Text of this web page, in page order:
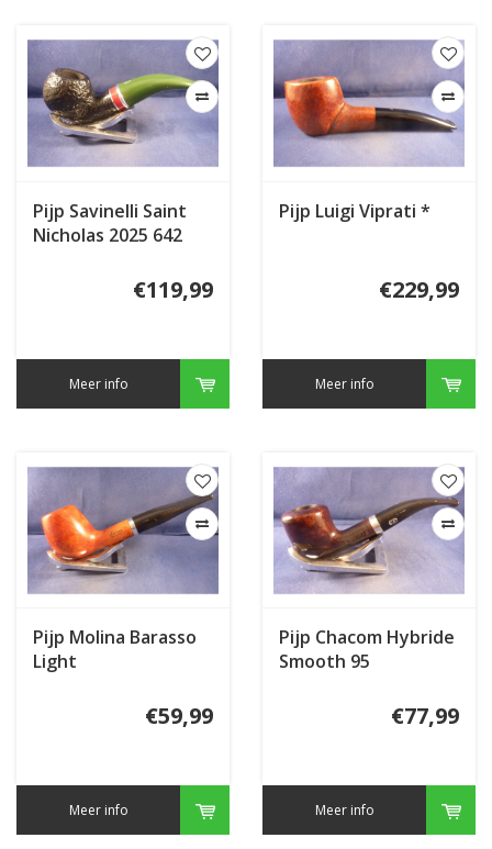
Pijp Savinelli Saint
Nicholas 2025 642
€119,99
Meer info
Pijp Luigi Viprati *
€229,99
Meer info
Pijp Molina Barasso
Light
€59,99
Meer info
Pijp Chacom Hybride
Smooth 95
€77,99
Meer info